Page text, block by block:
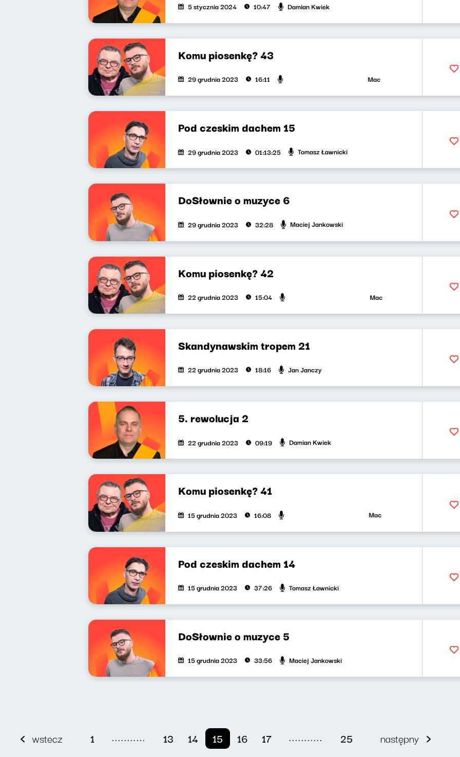
5 stycznia 2024 10:47 Damian Kwiek
Komu piosenkę? 43
29 grudnia 2023 16:11 Maciej Jankowski, Wojciech
Pod czeskim dachem 15
29 grudnia 2023 01:13:25 Tomasz Ławnicki
DoSłownie o muzyce 6
29 grudnia 2023 32:28 Maciej Jankowski
Komu piosenkę? 42
22 grudnia 2023 15:04 Maciej Jankowski, Wojciech
Skandynawskim tropem 21
22 grudnia 2023 18:16 Jan Janczy
5. rewolucja 2
22 grudnia 2023 09:19 Damian Kwiek
Komu piosenkę? 41
15 grudnia 2023 16:08 Maciej Jankowski, Wojciech
Pod czeskim dachem 14
15 grudnia 2023 37:26 Tomasz Ławnicki
DoSłownie o muzyce 5
15 grudnia 2023 33:56 Maciej Jankowski
wstecz 1 ........... 13 14 15 16 17 ........... 25 następny